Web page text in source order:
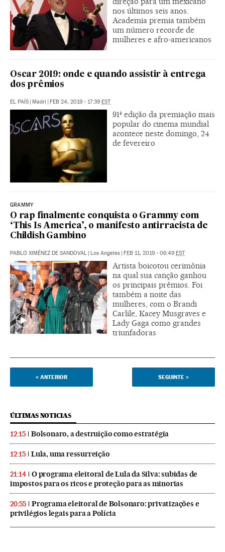
nos últimos seis anos.
Academia premia também
um número recorde de
mulheres e afro-americanos
Oscar 2019: onde e quando assistir à entrega
dos prêmios
EL PAÍS Madri FEB 24, 2019 - 17:39 EST
91ª edição da premiação mais
popular do cinema mundial
acontece neste domingo, 24
de fevereiro
GRAMMY
O rap finalmente conquista o Grammy com
‘This Is America’, o manifesto antirracista de
Childish Gambino
PABLO XIMÉNEZ DE SANDOVAL Los Angeles FEB 11, 2019 - 06:49 EST
Artista boicotou cerimônia
na qual sua canção ganhou
os principais prêmios. Foi
também a noite das
mulheres, com o Brandi
Carlile, Kacey Musgraves e
Lady Gaga como grandes
triunfadoras
< ANTERIOR SEGUINTE >
ÚLTIMAS NOTICIAS
12:15 Bolsonaro, a destruição como estratégia
12:15 Lula, uma ressurreição
21:14
O programa eleitoral de Lula da Silva: subidas de
impostos para os ricos e proteção para as minorias
20:55
Programa eleitoral de Bolsonaro: privatizações e
privilégios legais para a Polícia